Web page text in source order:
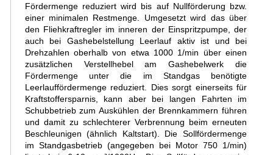
Fördermenge reduziert wird bis auf Nullförderung bzw.
einer minimalen Restmenge. Umgesetzt wird das über
den Fliehkraftregler im inneren der Einspritzpumpe, der
auch bei Gashebelstellung Leerlauf aktiv ist und bei
Drehzahlen oberhalb von etwa 1000 1/min über einen
zusätzlichen Verstellhebel am Gashebelwerk die
Fördermenge unter die im Standgas benötigte
Leerlauffördermenge reduziert. Dies sorgt einerseits für
Kraftstoffersparnis, kann aber bei langen Fahrten im
Schubbetrieb zum Auskühlen der Brennkammern führen
und damit zu schlechterer Verbrennung beim erneuten
Beschleunigen (ähnlich Kaltstart). Die Sollfördermenge
im Standgasbetrieb (angegeben bei Motor 750 1/min)